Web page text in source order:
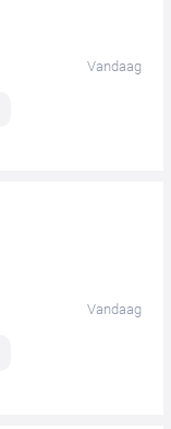
Vandaag
Vandaag